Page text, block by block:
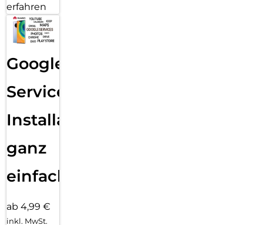
erfahren
Google
Services
Installation
ganz
einfach
ab 4,99 €
inkl. MwSt.